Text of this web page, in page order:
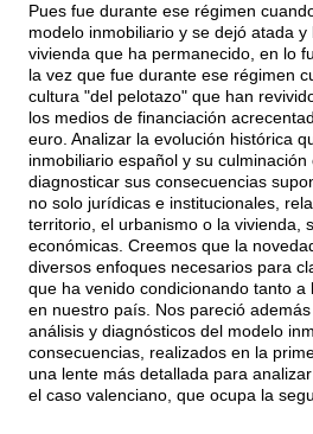
Pues fue durante ese régimen
modelo inmobiliario y se dejó atada
vivienda que ha permanecido, en lo
la vez que fue durante ese régimen
cultura "del pelotazo" que han
los medios de financiación
euro. Analizar la evolución histórica
inmobiliario español y su
diagnosticar sus consecuencias
no solo jurídicas e institucionales,
territorio, el urbanismo o la vivienda,
económicas. Creemos que la
diversos enfoques necesarios para
que ha venido condicionando tanto
en nuestro país. Nos pareció
análisis y diagnósticos del modelo
consecuencias, realizados en la
una lente más detallada para
el caso valenciano, que ocupa la